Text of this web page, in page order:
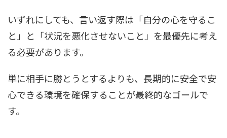
いずれにしても、言い返す際は「自分の心を守るこ
と」と「状況を悪化させないこと」を最優先に考え
る必要があります。
単に相手に勝とうとするよりも、長期的に安全で安
心できる環境を確保することが最終的なゴールで
す。